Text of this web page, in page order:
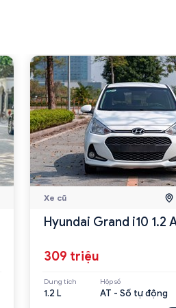
Xe cũ
Hyundai Grand i10 1.2
309 triệu
Dung tích
1.2 L
Hộp số
AT - Số tự động